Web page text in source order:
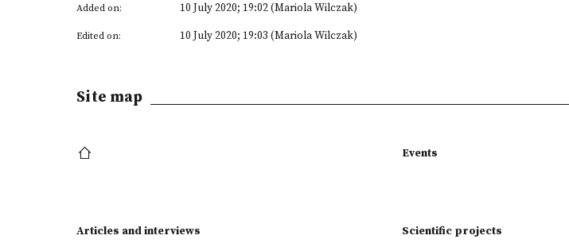
Added on: 10 July 2020; 19:02 (Mariola Wilczak)
Edited on: 10 July 2020; 19:03 (Mariola Wilczak)
Site map
Events
Articles and interviews Scientific projects